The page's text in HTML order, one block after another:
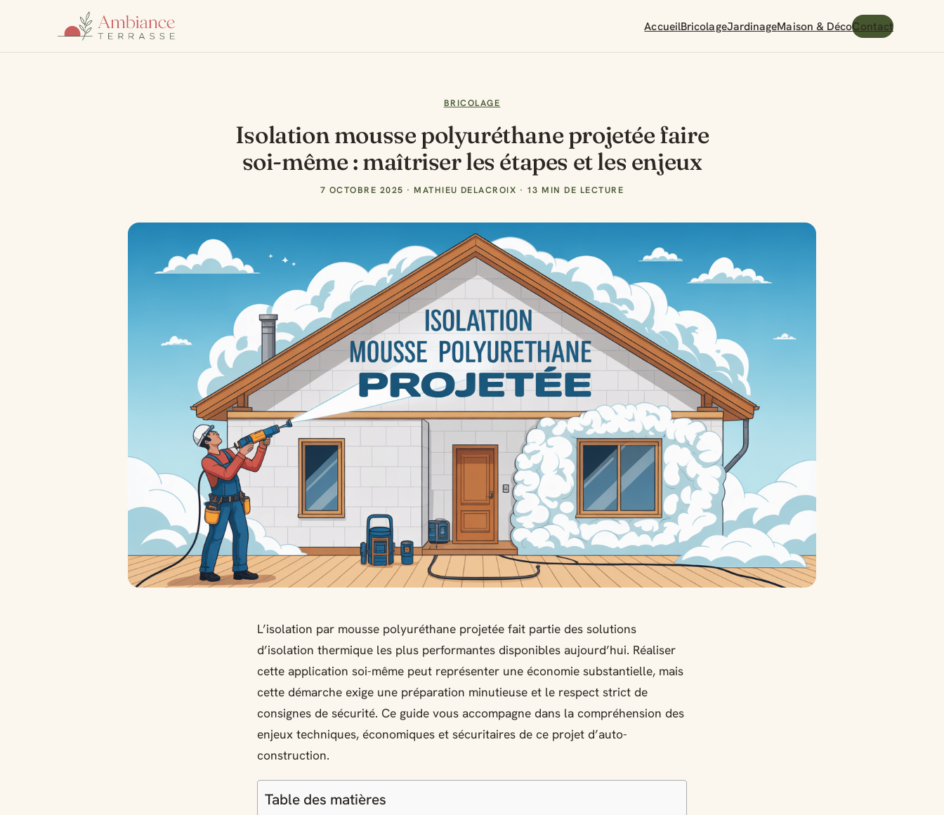
AccueilBricolageJardinageMaison & DécoContact
BRICOLAGE
Isolation mousse polyuréthane projetée faire
soi-même : maîtriser les étapes et les enjeux
7 OCTOBRE 2025 · MATHIEU DELACROIX · 13 MIN DE LECTURE
L’isolation par mousse polyuréthane projetée fait partie des solutions
d’isolation thermique les plus performantes disponibles aujourd’hui. Réaliser
cette application soi-même peut représenter une économie substantielle, mais
cette démarche exige une préparation minutieuse et le respect strict de
consignes de sécurité. Ce guide vous accompagne dans la compréhension des
enjeux techniques, économiques et sécuritaires de ce projet d’auto-
construction.
Table des matières